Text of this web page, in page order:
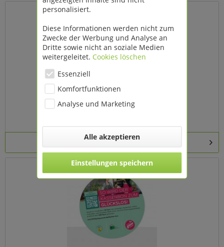
Schaufensterbeklebung 40x40 - Blumen Bon
Details
personalisiert.
Diese Informationen werden nicht zum
Zwecke der Werbung und Analyse an
Dritte sowie nicht an soziale Medien
weitergeleitet. Cookies löschen
Essenziell
Komfortfunktionen
Analyse und Marketing
Alle akzeptieren
Einstellungen speichern